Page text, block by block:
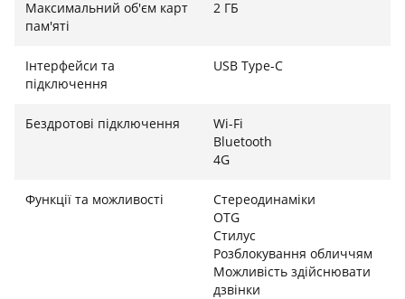
миттєвому сканеру обличчя, а потужні
глибоким звуком.
Максимальний об'єм карт
пам'яті
2 ГБ
Інтерфейси та
підключення
USB Type-C
Бездротові підключення
Wi-Fi
Bluetooth
4G
Функції та можливості
Стереодинаміки
OTG
Стилус
Розблокування обличчям
Можливість здійснювати
дзвінки